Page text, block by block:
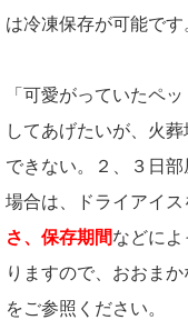
は冷凍保存が可能です
「可愛がっていたペ
してあげたいが、火
できない。２、３日
場合は、ドライアイス
さ、保存期間などに
りますので、おおま
をご参照ください。